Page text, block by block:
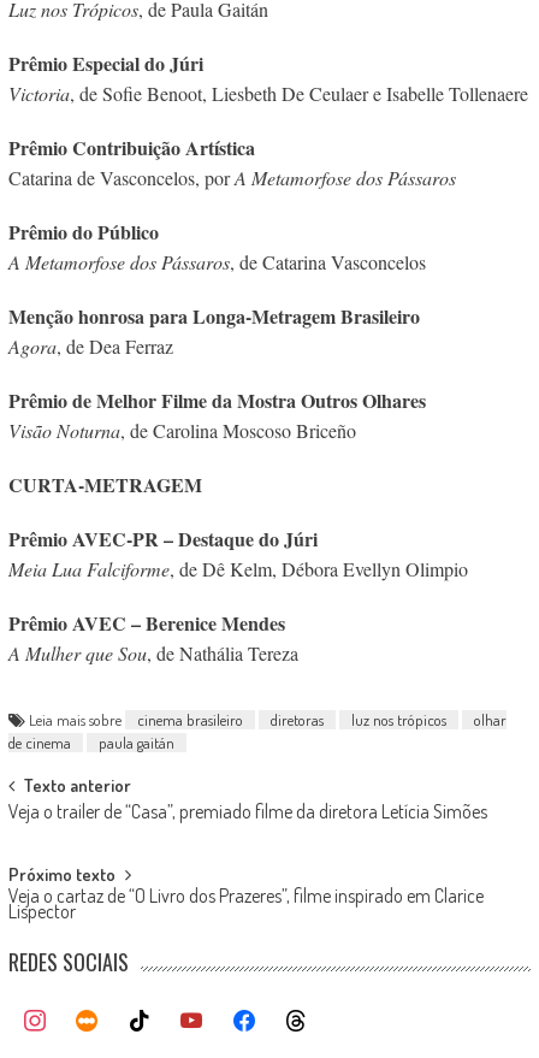
Luz nos Trópicos, de Paula Gaitán
Prêmio Especial do Júri
Victoria, de Sofie Benoot, Liesbeth De Ceulaer e Isabelle Tollenaere
Prêmio Contribuição Artística
Catarina de Vasconcelos, porA Metamorfose dos Pássaros
Prêmio do Público
A Metamorfose dos Pássaros, de Catarina Vasconcelos
Menção honrosa para Longa-Metragem Brasileiro
Agora, de Dea Ferraz
Prêmio de Melhor Filme da Mostra Outros Olhares
Visão Noturna, de Carolina Moscoso Briceño
CURTA-METRAGEM
Prêmio AVEC-PR – Destaque do Júri
Meia Lua Falciforme, de Dê Kelm, Débora Evellyn Olimpio
Prêmio AVEC – Berenice Mendes
A Mulher que Sou, de Nathália Tereza
Leia mais sobre cinema brasileiro diretoras luz nos trópicos
olhar
de cinema
paula gaitán
Post
navigation
Texto anterior
Veja o trailer de “Casa”, premiado filme da diretora Letícia Simões
Próximo texto
Veja o cartaz de “O Livro dos Prazeres”, filme inspirado em Clarice
Lispector
REDES SOCIAIS